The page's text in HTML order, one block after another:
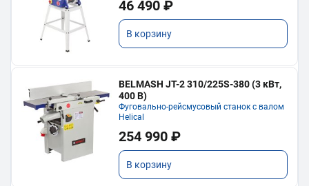
46 490 ₽
В корзину
BELMASH JT-2 310/225S-380 (3 кВт,
400 В)
Фуговально-рейсмусовый станок с валом
Helical
254 990 ₽
В корзину